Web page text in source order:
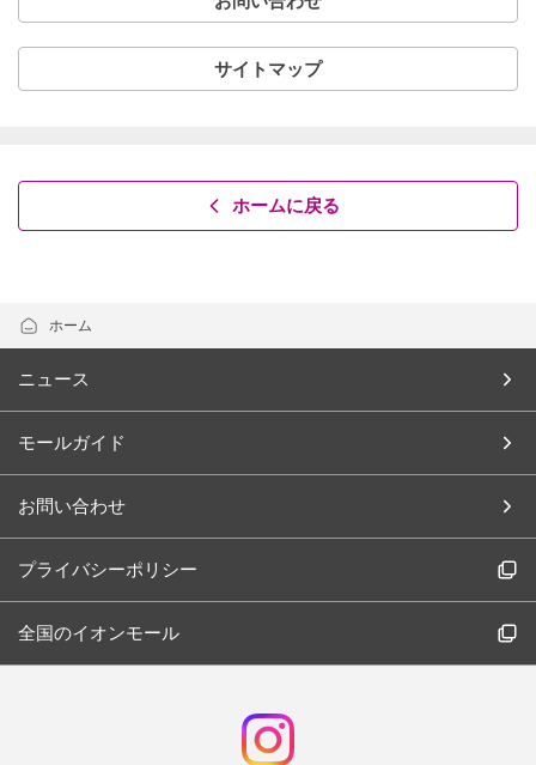
サイトマップ
ホームに戻る
ホーム
ニュース
モールガイド
お問い合わせ
プライバシーポリシー
全国のイオンモール